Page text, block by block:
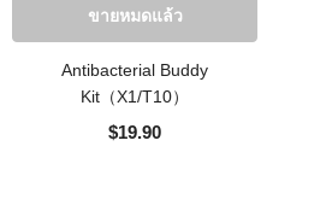
ขายหมดแล้ว
Antibacterial Buddy
Kit（X1/T10）
$19.90